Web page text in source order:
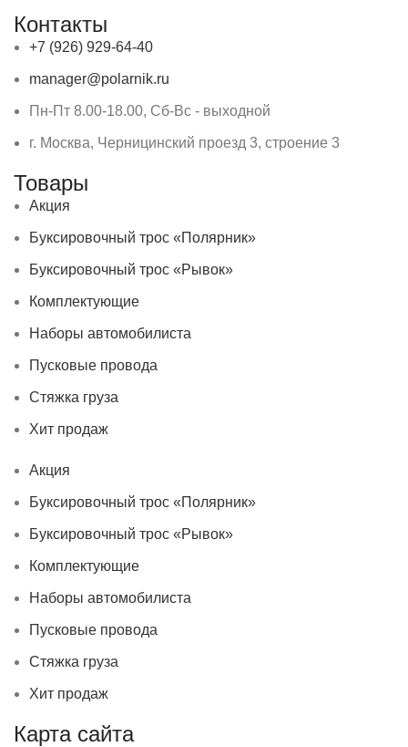
Контакты
+7 (926) 929-64-40
manager@polarnik.ru
Пн-Пт 8.00-18.00, Сб-Вс - выходной
г. Москва, Черницинский проезд 3, строение 3
Товары
Акция
Буксировочный трос «Полярник»
Буксировочный трос «Рывок»
Комплектующие
Наборы автомобилиста
Пусковые провода
Стяжка груза
Хит продаж
Акция
Буксировочный трос «Полярник»
Буксировочный трос «Рывок»
Комплектующие
Наборы автомобилиста
Пусковые провода
Стяжка груза
Хит продаж
Карта сайта